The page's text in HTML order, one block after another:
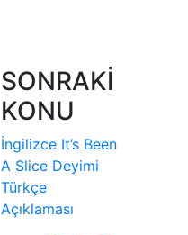
SONRAKİ
KONU
İngilizce It’s Been
A Slice Deyimi
Türkçe
Açıklaması